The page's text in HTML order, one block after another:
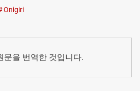
Onigiri
문을 번역한 것입니다.